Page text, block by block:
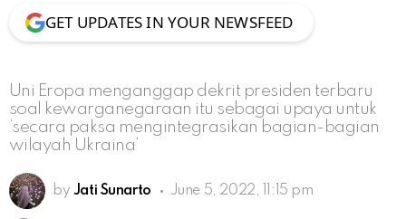
GET UPDATES IN YOUR NEWSFEED
Uni Eropa menganggap dekrit presiden terbaru
soal kewarganegaraan itu sebagai upaya untuk
‘secara paksa mengintegrasikan bagian-bagian
wilayah Ukraina’
by Jati Sunarto June 5, 2022, 11:15 pm